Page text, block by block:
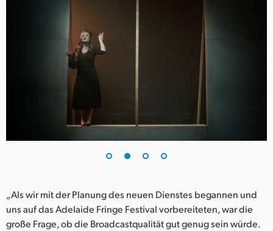
United Kingdom
United States
„Als wir mit der Planung des neuen Dienstes begannen und
uns auf das Adelaide Fringe Festival vorbereiteten, war die
große Frage, ob die Broadcastqualität gut genug sein würde.